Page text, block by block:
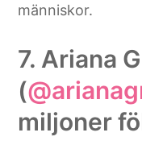
människor.
7. Ariana
(
miljoner